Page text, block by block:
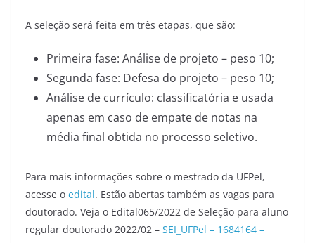
A seleção será feita em três etapas, que são:
Primeira fase: Análise de projeto – peso 10;
Segunda fase: Defesa do projeto – peso 10;
Análise de currículo: classificatória e usada
apenas em caso de empate de notas na
média final obtida no processo seletivo.
Para mais informações sobre o mestrado da UFPel,
acesse o edital. Estão abertas também as vagas para
doutorado. Veja o Edital065/2022 de Seleção para aluno
regular doutorado 2022/02 – SEI_UFPel – 1684164 –